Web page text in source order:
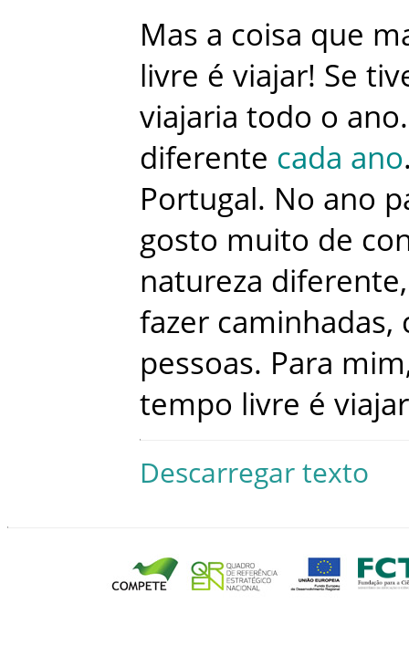
Mas a coisa que
livre é viajar! Se
viajaria todo o ano.
diferente cada ano
Portugal. No ano
gosto muito de
natureza diferente,
fazer caminhadas,
pessoas. Para mim
tempo livre é viajar
Descarregar texto